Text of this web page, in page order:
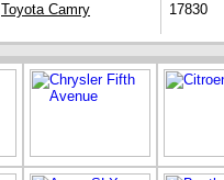
Toyota Camry 17830